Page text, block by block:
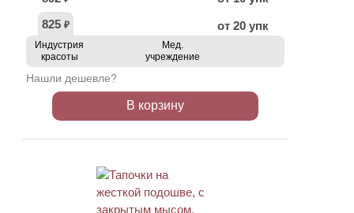
825 ₽ от 20 упк
Индустрия
красоты
Мед.
учреждение
Нашли дешевле?
В корзину